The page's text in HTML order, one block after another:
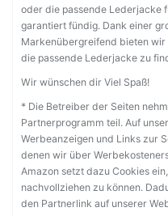
oder die passende Lederjacke
garantiert fündig. Dank einer
Markenübergreifend bieten
die passende Lederjacke zu
Wir wünschen dir Viel Spaß!
* Die Betreiber der Seiten
Partnerprogramm teil. Auf
Werbeanzeigen und Links zur
denen wir über
Amazon setzt dazu Cookies
nachvollziehen zu können.
den Partnerlink auf unserer